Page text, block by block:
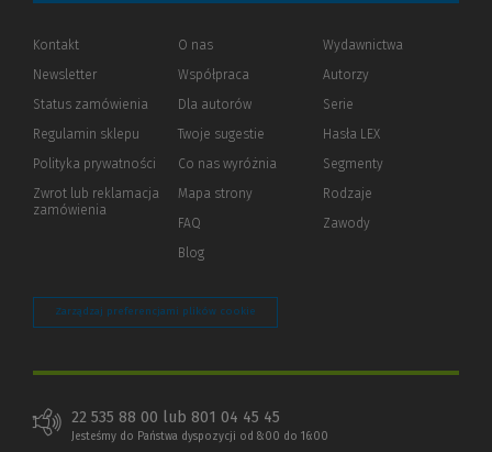
Kontakt
Newsletter
Status zamówienia
Regulamin sklepu
Polityka prywatności (Nowe
(Link
innej
Zwrot lub reklamacja
zamówienia
O nas
Współpraca
Dla autorów(Nowe
(Link
innej
Twoje sugestie
Co nas wyróżnia
Mapa strony
FAQ
Blog
Wydawnictwa
Autorzy
Serie
Hasła LEX
Segmenty
Rodzaje
Zawody
Zarządzaj preferencjami plików cookie
22 535 88 00 lub 801 04 45 45
Jesteśmy do Państwa dyspozycji od 8:00 do 16:00